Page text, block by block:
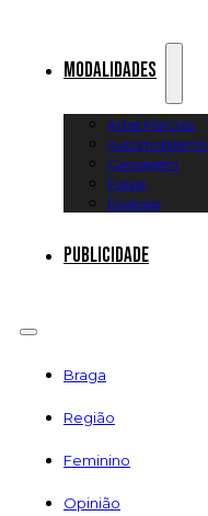
Modalidades
Artes Marciais
Automobilismo
Canoagem
Futsal
Diversos
Publicidade
Braga
Região
Feminino
Opinião